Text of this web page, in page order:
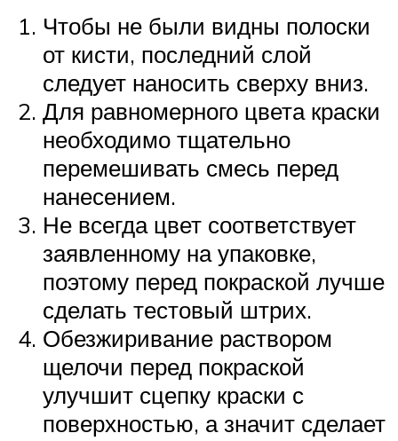
Чтобы не были видны полоски
от кисти, последний слой
следует наносить сверху вниз.
Для равномерного цвета краски
необходимо тщательно
перемешивать смесь перед
нанесением.
Не всегда цвет соответствует
заявленному на упаковке,
поэтому перед покраской лучше
сделать тестовый штрих.
Обезжиривание раствором
щелочи перед покраской
улучшит сцепку краски с
поверхностью, а значит сделает